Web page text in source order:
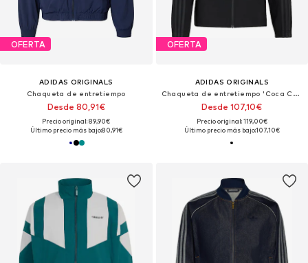
OFERTA
ADIDAS ORIGINALS
Chaqueta de entretiempo
Desde 80,91€
Precio original: 89,90€
Último precio más bajo:80,91€
OFERTA
ADIDAS ORIGINALS
Chaqueta de entretiempo 'Coca Cola Teamgeist 26'
Desde 107,10€
Precio original: 119,00€
Último precio más bajo:107,10€